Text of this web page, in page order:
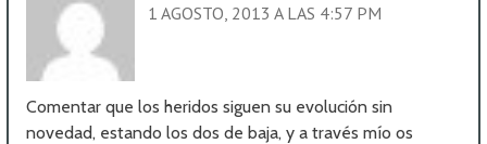
1 AGOSTO, 2013 A LAS 4:57 PM
Comentar que los heridos siguen su evolución sin
novedad, estando los dos de baja, y a través mío os